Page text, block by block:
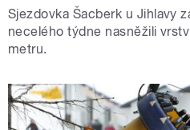
Sjezdovka Šacberk u Jihlavy
necelého týdne nasněžili
metru.